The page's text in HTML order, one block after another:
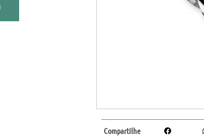
Compartilhe